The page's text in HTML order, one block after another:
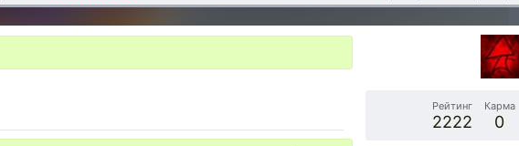
Рейтинг
2222
Карма
0